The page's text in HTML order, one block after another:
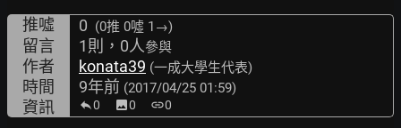
推噓
0 (0推 0噓 1→)
留言 1則，0人參與
作者 konata39 (一成大學生代表)
時間 9年前 (2017/04/25 01:59)
資訊 0 image0 link0